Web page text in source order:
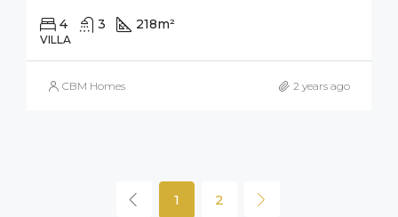
4 3 218m²
VILLA
CBM Homes 2 years ago
1 2